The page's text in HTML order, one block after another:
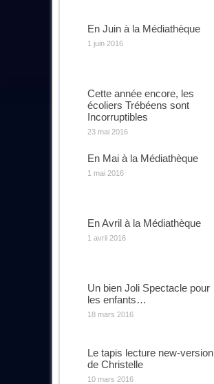
En Juin à la Médiathèque
1 juin 2016
Cette année encore, les
écoliers Trébéens sont
Incorruptibles
23 mai 2016
En Mai à la Médiathèque
1 mai 2016
En Avril à la Médiathèque
1 avril 2016
Un bien Joli Spectacle pour
les enfants…
18 mars 2016
Le tapis lecture new-version
de Christelle
10 mars 2016